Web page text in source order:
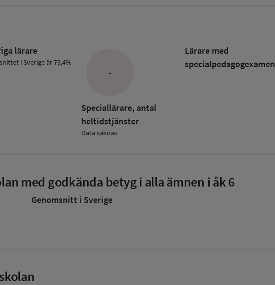
lärare
i Sverige är 73,4%
-
Speciallärare, antal
heltidstjänster
Data saknas
Lärare med
specialpedagog­examen
med godkända betyg i alla ämnen i åk 6
Genomsnitt i Sverige